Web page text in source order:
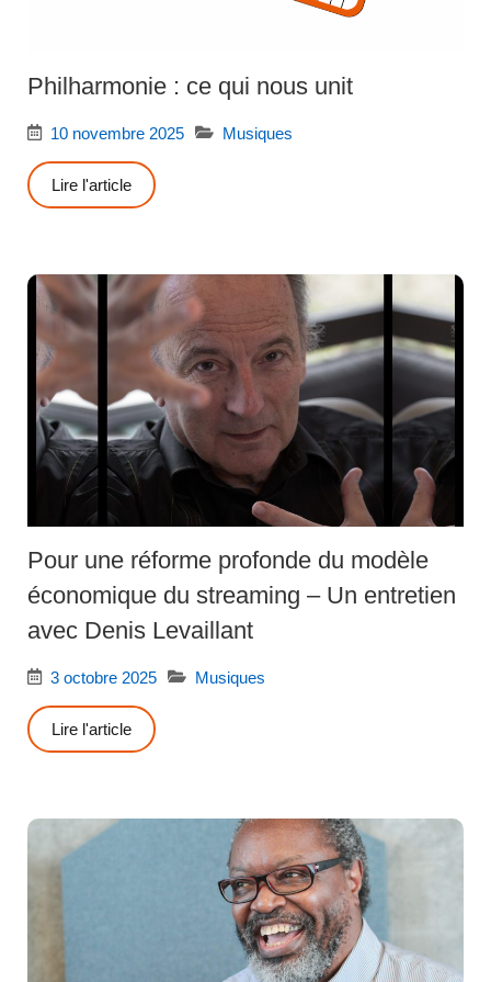
Philharmonie : ce qui nous unit
10 novembre 2025 Musiques
Lire l'article
Pour une réforme profonde du modèle
économique du streaming – Un entretien
avec Denis Levaillant
3 octobre 2025 Musiques
Lire l'article